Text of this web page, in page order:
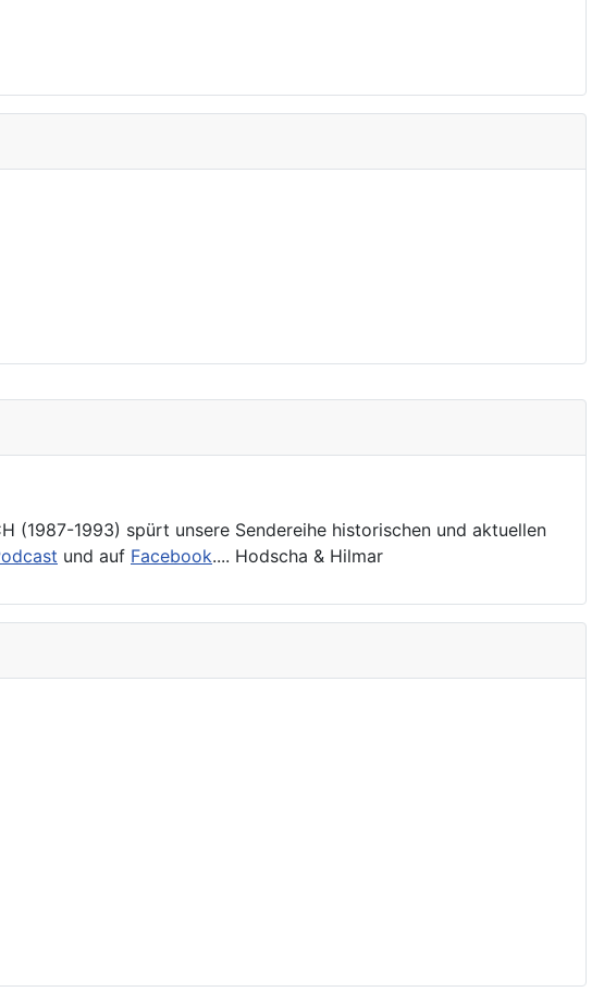
(1987-1993) spürt unsere Sendereihe historischen und aktuellen
und auf Facebook.... Hodscha & Hilmar